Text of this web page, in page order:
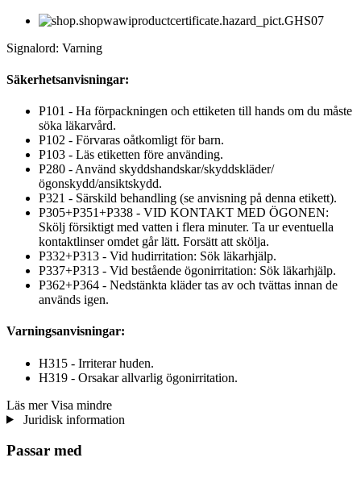
Signalord: Varning
Säkerhetsanvisningar:
P101 - Ha förpackningen och ettiketen till hands om du måste
söka läkarvård.
P102 - Förvaras oåtkomligt för barn.
P103 - Läs etiketten före använding.
P280 - Använd skyddshandskar/skyddskläder/
ögonskydd/ansiktskydd.
P321 - Särskild behandling (se anvisning på denna etikett).
P305+P351+P338 - VID KONTAKT MED ÖGONEN:
Skölj försiktigt med vatten i flera minuter. Ta ur eventuella
kontaktlinser omdet går lätt. Forsätt att skölja.
P332+P313 - Vid hudirritation: Sök läkarhjälp.
P337+P313 - Vid bestående ögonirritation: Sök läkarhjälp.
P362+P364 - Nedstänkta kläder tas av och tvättas innan de
används igen.
Varningsanvisningar:
H315 - Irriterar huden.
H319 - Orsakar allvarlig ögonirritation.
Läs mer Visa mindre
Juridisk information
Passar med